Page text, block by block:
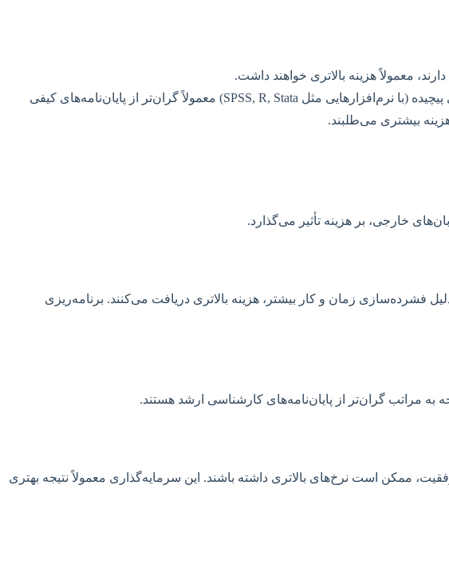
معمولاً هزینه بالاتری خواهند داشت.
پایان‌نامه‌های کمی با نیاز به طراحی پرسشنامه، جمع‌آوری داده‌های میدانی گسترده و تحلیل‌های آماری پیچیده (با نرم‌افزارهایی مثل SPSS, R, Stata) معمولاً گران‌تر از پایان‌نامه‌های کیفی
بیشتری می‌طلبند.
خارجی، بر هزینه تأثیر می‌گذارد.
فشرده‌سازی زمان و کار بیشتر، هزینه بالاتری دریافت می‌کنند. برنامه‌ریزی
به مراتب گران‌تر از پایان‌نامه‌های کارشناسی ارشد هستند.
ممکن است نرخ‌های بالاتری داشته باشند. این سرمایه‌گذاری معمولاً نتیجه بهتری